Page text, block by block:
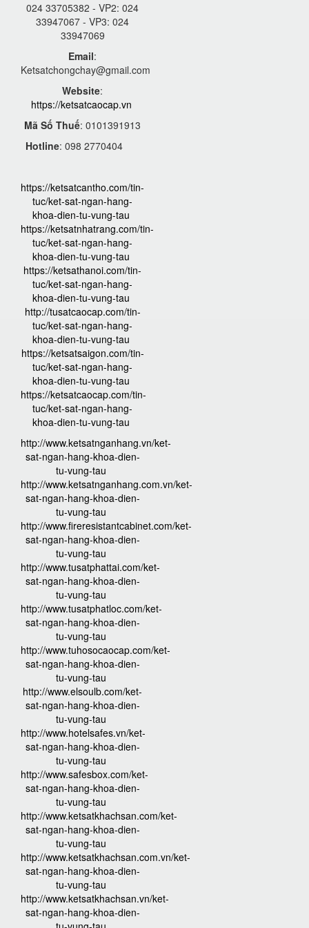
024 33705382 - VP2: 024
33947067 - VP3: 024
33947069
Email:
Ketsatchongchay@gmail.com
Website:
https://ketsatcaocap.vn
Mã Số Thuế: 0101391913
Hotline: 098 2770404
https://ketsatcantho.com/tin-
tuc/ket-sat-ngan-hang-
khoa-dien-tu-vung-tau
https://ketsatnhatrang.com/tin-
tuc/ket-sat-ngan-hang-
khoa-dien-tu-vung-tau
https://ketsathanoi.com/tin-
tuc/ket-sat-ngan-hang-
khoa-dien-tu-vung-tau
http://tusatcaocap.com/tin-
tuc/ket-sat-ngan-hang-
khoa-dien-tu-vung-tau
https://ketsatsaigon.com/tin-
tuc/ket-sat-ngan-hang-
khoa-dien-tu-vung-tau
https://ketsatcaocap.com/tin-
tuc/ket-sat-ngan-hang-
khoa-dien-tu-vung-tau
http://www.ketsatnganhang.vn/ket-
sat-ngan-hang-khoa-dien-
tu-vung-tau
http://www.ketsatnganhang.com.vn/ket-
sat-ngan-hang-khoa-dien-
tu-vung-tau
http://www.fireresistantcabinet.com/ket-
sat-ngan-hang-khoa-dien-
tu-vung-tau
http://www.tusatphattai.com/ket-
sat-ngan-hang-khoa-dien-
tu-vung-tau
http://www.tusatphatloc.com/ket-
sat-ngan-hang-khoa-dien-
tu-vung-tau
http://www.tuhosocaocap.com/ket-
sat-ngan-hang-khoa-dien-
tu-vung-tau
http://www.elsoulb.com/ket-
sat-ngan-hang-khoa-dien-
tu-vung-tau
http://www.hotelsafes.vn/ket-
sat-ngan-hang-khoa-dien-
tu-vung-tau
http://www.safesbox.com/ket-
sat-ngan-hang-khoa-dien-
tu-vung-tau
http://www.ketsatkhachsan.com/ket-
sat-ngan-hang-khoa-dien-
tu-vung-tau
http://www.ketsatkhachsan.com.vn/ket-
sat-ngan-hang-khoa-dien-
tu-vung-tau
http://www.ketsatkhachsan.vn/ket-
sat-ngan-hang-khoa-dien-